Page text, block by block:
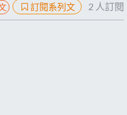
訂閱系列文 2 人訂閱